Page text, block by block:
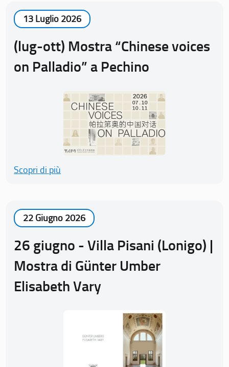
13 Luglio 2026
(lug-ott) Mostra “Chinese voices
on Palladio” a Pechino
Scopri di più
22 Giugno 2026
26 giugno - Villa Pisani (Lonigo) |
Mostra di Günter Umber
Elisabeth Vary